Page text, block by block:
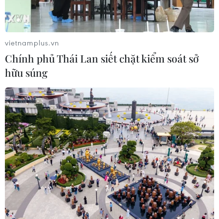
Xem thêm
CƠ QUAN CHỦ QUẢN: THÔNG TẤN XÃ VIỆT NAM
Tổng Biên tập: TRẦN TIẾN DUẨN
Phó Tổng Biên tập: NGUYỄN THỊ TÁM, KHÚC THANH
THỦY
Sở hữu trí tuệ
Quy định sử dụng
RSS
Hỗ trợ
Ngôn ngữ
TTXVN
vietnamplus.vn
Chính phủ Thái Lan siết chặt kiểm soát sở
hữu súng